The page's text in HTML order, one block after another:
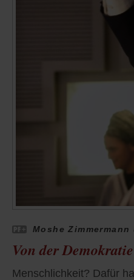
Moshe
Von der
Menschlichkeit? Dafür